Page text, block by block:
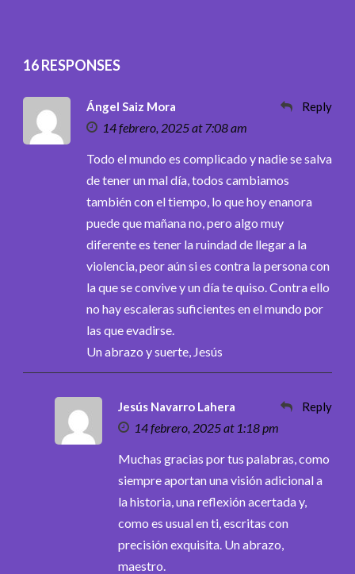
16 RESPONSES
Ángel Saiz Mora
14 febrero, 2025 at 7:08 am
Reply
Todo el mundo es complicado y nadie se salva
de tener un mal día, todos cambiamos
también con el tiempo, lo que hoy enanora
puede que mañana no, pero algo muy
diferente es tener la ruindad de llegar a la
violencia, peor aún si es contra la persona con
la que se convive y un día te quiso. Contra ello
no hay escaleras suficientes en el mundo por
las que evadirse.
Un abrazo y suerte, Jesús
Jesús Navarro Lahera
14 febrero, 2025 at 1:18 pm
Reply
Muchas gracias por tus palabras, como
siempre aportan una visión adicional a
la historia, una reflexión acertada y,
como es usual en ti, escritas con
precisión exquisita. Un abrazo,
maestro.